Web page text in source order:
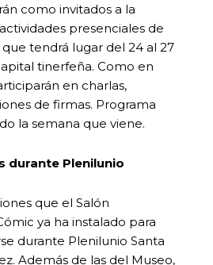
como invitados a la
presenciales de
tendrá lugar del 24 al 27
tinerfeña. Como en
en charlas,
de firmas. Programa
la semana que viene.
durante Plenilunio
que el Salón
ya ha instalado para
durante Plenilunio Santa
Además de las del Museo,